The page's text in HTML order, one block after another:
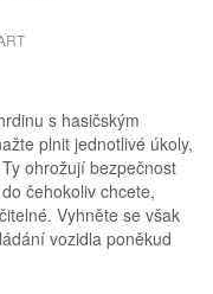
s hasičským
plnit jednotlivé úkoly,
ohrožují bezpečnost
čehokoliv chcete,
Vyhněte se však
vozidla poněkud